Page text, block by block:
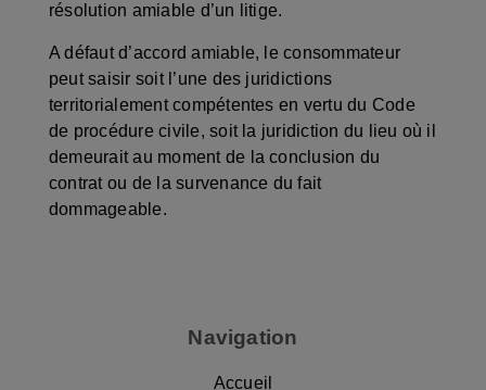
résolution amiable d’un litige.
A défaut d’accord amiable, le consommateur
peut saisir soit l’une des juridictions
territorialement compétentes en vertu du Code
de procédure civile, soit la juridiction du lieu où il
demeurait au moment de la conclusion du
contrat ou de la survenance du fait
dommageable.
Navigation
Accueil